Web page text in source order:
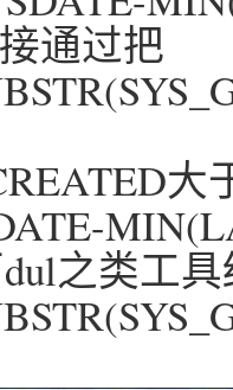
通过把
之类工